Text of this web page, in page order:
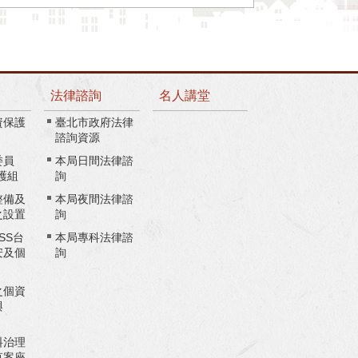
保護
組
及
設置
台
及個
個資
治理
法律諮詢
臺北市政府法律
諮詢資源
本局日間法律諮
詢
本局夜間法律諮
詢
本局專科法律諮
詢
名人講堂